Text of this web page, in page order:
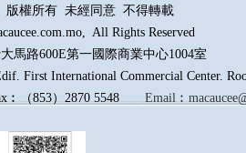
版權所有 未經同意 不得轉載
All Rights Reserved
馬路600E第一國際商業中心1004室
First International Commercial Center.
（853）2870 5548 Email︰